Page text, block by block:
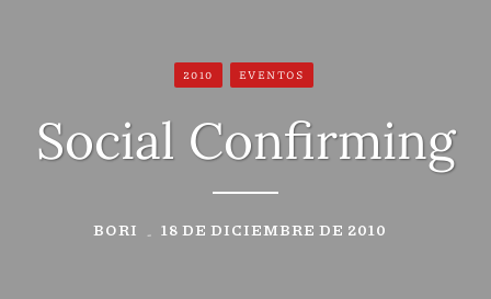
2010 EVENTOS
Social Confirming
BORI 18 DE DICIEMBRE DE 2010